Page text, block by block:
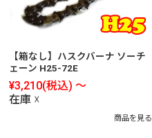
【箱なし】ハスクバーナ ソーチ
ェーン H25-72E
¥3,210(税込) ～
在庫 ☓
商品を見る